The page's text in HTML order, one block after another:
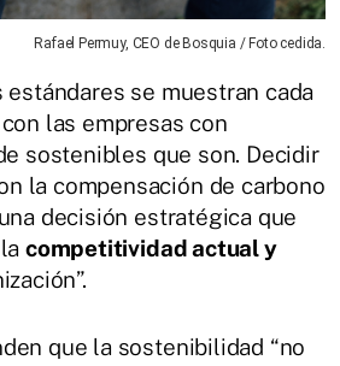
Rafael Permuy, CEO de Bosquia / Foto cedida.
se muestran cada
las empresas con
sostenibles que son. Decidir
la compensación de carbono
decisión estratégica que
lacompetitividad actual y
que la sostenibilidad “no